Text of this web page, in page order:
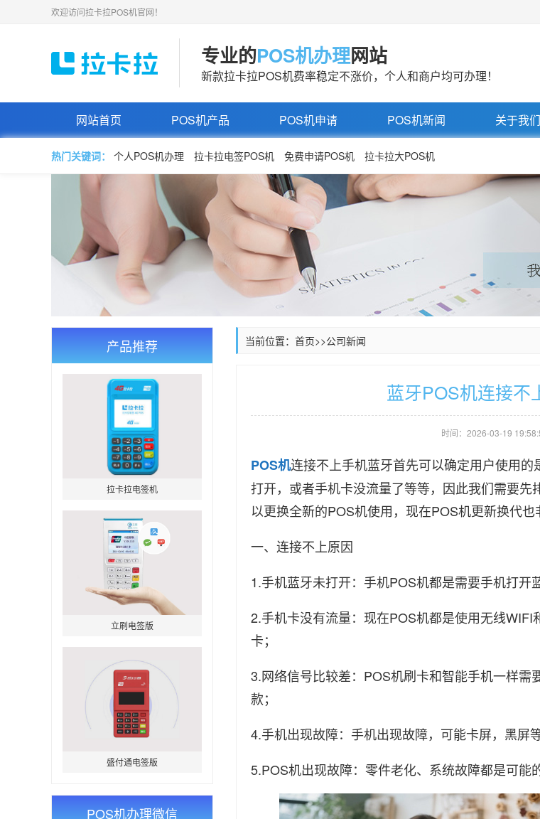
欢迎访问拉卡拉POS机官网！
专业的POS机办理网站
新款拉卡拉POS机费率稳定不涨价，个人和商户均可办理！
网站首页 POS机产品 POS机申请 POS机新闻 关于我们
热门关键词： 个人POS机办理 拉卡拉电签POS机 免费申请POS机 拉卡拉大POS机
产品推荐
拉卡拉电签机
立刷电签版
盛付通电签版
POS机办理微信
当前位置： 首页>>公司新闻
蓝牙POS机连接不
时间：2026-03-19
POS机连接不上手机蓝牙首先可以确定用户使用
打开，或者手机卡没流量了等等，因此我们需要
以更换全新的POS机使用，现在POS机更新换代也
一、连接不上原因
1.手机蓝牙未打开：手机POS机都是需要手机打开
2.手机卡没有流量：现在POS机都是使用无线
卡；
3.网络信号比较差：POS机刷卡和智能手机一样
款；
4.手机出现故障：手机出现故障，可能卡屏，黑屏
5.POS机出现故障：零件老化、系统故障都是可能